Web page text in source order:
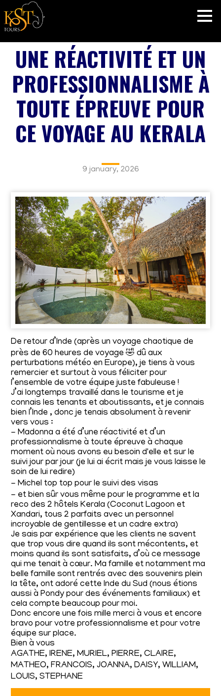
UNE RÉACTIVITÉ ET UN
PROFESSIONNALISME À
TOUTE ÉPREUVE POUR
CE VOYAGE AU KERALA
9 january, 2026
De retour d’Inde (après un voyage chaotique de
près de 60 heures de voyage🤣 dû aux
perturbations météo en Europe), je tiens à vous
remercier et surtout à vous féliciter pour
l’ensemble de votre équipe juste fabuleuse !
J’ai longtemps travaillé dans le tourisme et je
connais les tenants et aboutissants, et je connais
bien l’Inde , donc je tenais absolument à revenir
vers vous :
- Madonna a été d’une réactivité et d’un
professionnalisme à toute épreuve à chaque
moment où nous avons eu besoin d'elle et sur le
suivi jour par jour (je lui ai écrit mais je vous laisse le
soin de lui redire)
-Michel top top pour le suivi des visas
- et bien sûr vous même pour le programme et la
reco des 2 hôtels Kerala (Coconut Lagoon et
Xandari, tous 2 parfaits avec un personnel
incroyable de gentillesse et un cadre extra)
Je sais par expérience que les clients ne savent
que trop vous dire quand ils sont mécontents, et
moins quand ils sont satisfaits, d’où ce message
qui me tenait à cœur. Ma famille et notamment ma
belle famille sont rentrés avec des souvenirs plein
la tête, ont adoré cette Inde du Sud (nous étions
aussi à Pondy pour des événements familiaux) et
cela compte beaucoup pour moi.
Donc encore une fois mille merci à vous et encore
bravo pour votre professionnalisme et pour votre
équipe sur place.
Bien à vous
AGATHE, IRENE, MURIEL, PIERRE, CLAIRE,
MATHEO, FRANCOIS, JOANNA, DAISY, WILLIAM,
LOUIS, STEPHANE